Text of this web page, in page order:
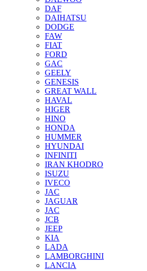
DAF
DAIHATSU
DODGE
FAW
FIAT
FORD
GAC
GEELY
GENESIS
GREAT WALL
HAVAL
HIGER
HINO
HONDA
HUMMER
HYUNDAI
INFINITI
IRAN KHODRO
ISUZU
IVECO
JAC
JAGUAR
JAС
JCB
JEEP
KIA
LADA
LAMBORGHINI
LANCIA